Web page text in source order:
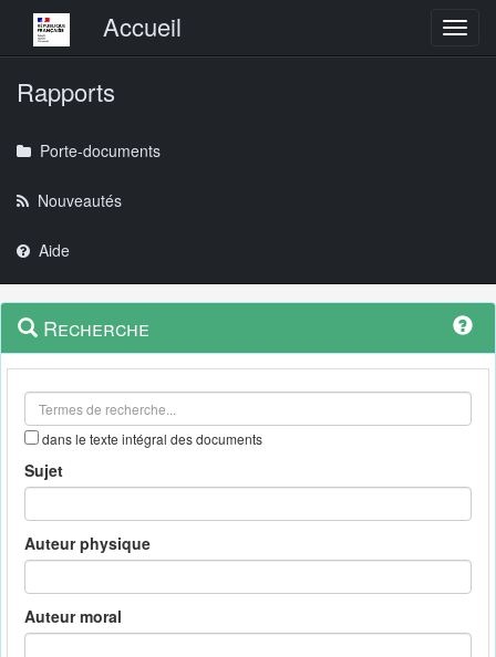
Menu principalAccueil
Rapports
Porte-documents
Nouveautés
Aide
Navigation
outils
Menu
contextuel
Recherche
dans le texte intégral des documents
Sujet
Auteur physique
Auteur moral